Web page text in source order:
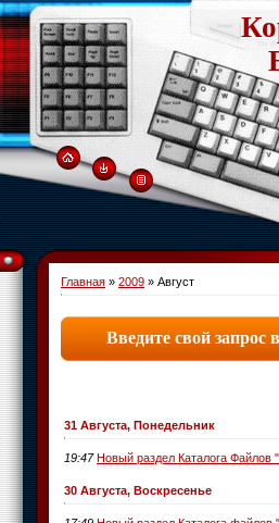
Главная » 2009 » Август
31 Августа, Понедельник
19:47 Новый раздел Каталога Файлов
30 Августа, Воскресенье